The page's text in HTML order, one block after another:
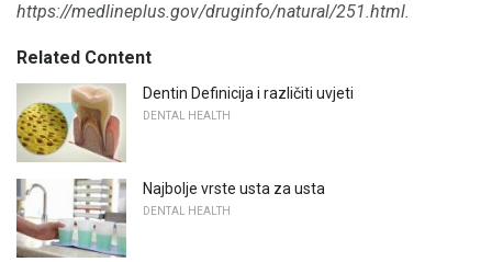
https://medlineplus.gov/druginfo/natural/251.html.
Related Content
Dentin Definicija i različiti uvjeti
DENTAL HEALTH
Najbolje vrste usta za usta
DENTAL HEALTH